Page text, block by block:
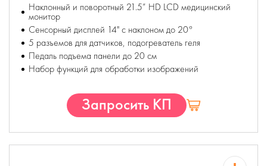
Наклонный и поворотный 21.5” HD LCD медицинский
монитор
Сенсорный дисплей 14" с наклоном до 20°
5 разъемов для датчиков, подогреватель геля
Педаль подъема панели до 20 см
Набор функций для обработки изображений
Запросить КП